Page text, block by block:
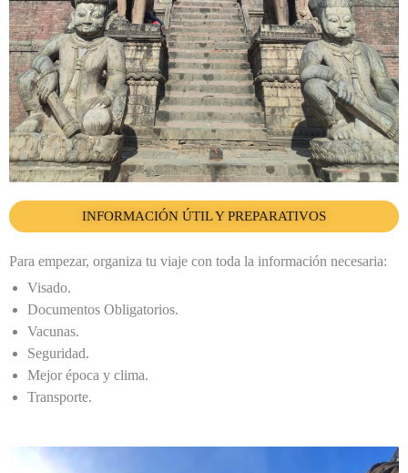
INFORMACIÓN ÚTIL Y PREPARATIVOS
Para empezar, organiza tu viaje con toda la información necesaria:
Visado.
Documentos Obligatorios.
Vacunas.
Seguridad.
Mejor época y clima.
Transporte.